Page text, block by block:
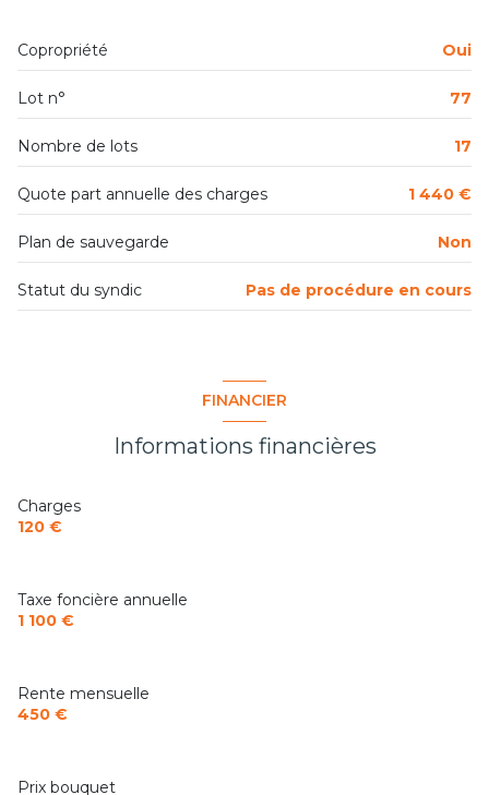
5ème étage
5 étage(s)
vue Colline de L'étoile
cave
interphone
Copropriété Oui
Lot n° 77
Nombre de lots 17
Quote part annuelle des charges 1 440 €
Plan de sauvegarde Non
Statut du syndic Pas de procédure en cours
FINANCIER
Informations financières
Charges
120 €
Taxe foncière annuelle
1 100 €
Rente mensuelle
450 €
Prix bouquet